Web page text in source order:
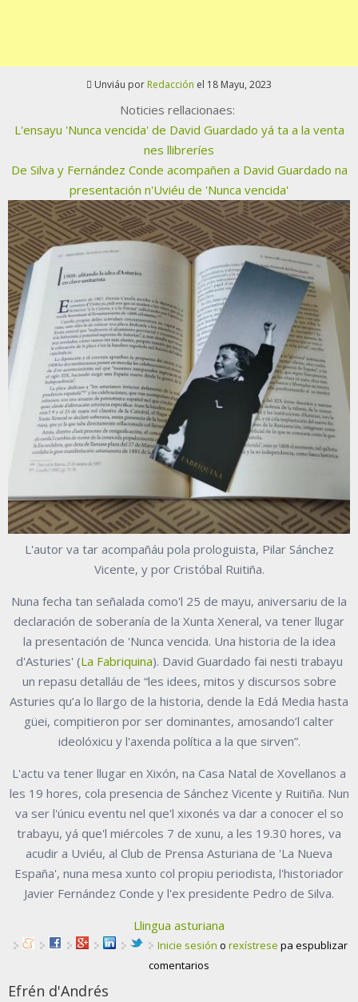
Unviáu por Redacción el 18 Mayu, 2023
Noticies rellacionaes:
L'ensayu 'Nunca vencida' de David Guardado yá ta a la venta
nes llibreríes
De Silva y Fernández Conde acompañen a David Guardado na
presentación n'Uviéu de 'Nunca vencida'
L'autor va tar acompañáu pola prologuista, Pilar Sánchez
Vicente, y por Cristóbal Ruitiña.
Nuna fecha tan señalada como'l 25 de mayu, aniversariu de la
declaración de soberanía de la Xunta Xeneral, va tener llugar
la presentación de 'Nunca vencida. Una historia de la idea
d'Asturies' (La Fabriquina). David Guardado fai nesti trabayu
un repasu detalláu de “les idees, mitos y discursos sobre
Asturies qu’a lo llargo de la historia, dende la Edá Media hasta
güei, compitieron por ser dominantes, amosando’l calter
ideolóxicu y l'axenda política a la que sirven”.
L'actu va tener llugar en Xixón, na Casa Natal de Xovellanos a
les 19 hores, cola presencia de Sánchez Vicente y Ruitiña. Nun
va ser l'únicu eventu nel que'l xixonés va dar a conocer el so
trabayu, yá que'l miércoles 7 de xunu, a les 19.30 hores, va
acudir a Uviéu, al Club de Prensa Asturiana de 'La Nueva
España', nuna mesa xunto col propiu periodista, l'historiador
Javier Fernández Conde y l'ex presidente Pedro de Silva.
Llingua asturiana
Inicie sesión o rexístrese pa espublizar
comentarios
Efrén d'Andrés